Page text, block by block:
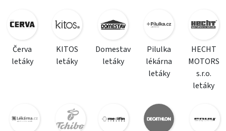
Červa
letáky
KITOS
letáky
Domestav
letáky
Pilulka
lékárna
letáky
HECHT
MOTORS
s.r.o.
letáky